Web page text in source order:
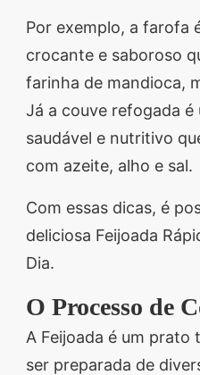
Por exemplo, a farofa
crocante e saboroso
farinha de mandioca,
Já a couve refogada
saudável e nutritivo
com azeite, alho e sal.
Com essas dicas, é
deliciosa Feijoada
Dia.
O Processo de
A Feijoada é um prato
ser preparada de